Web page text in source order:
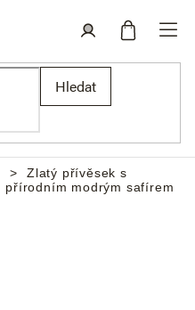
Hledat
Zlatý přívěsek s
přírodním modrým safírem